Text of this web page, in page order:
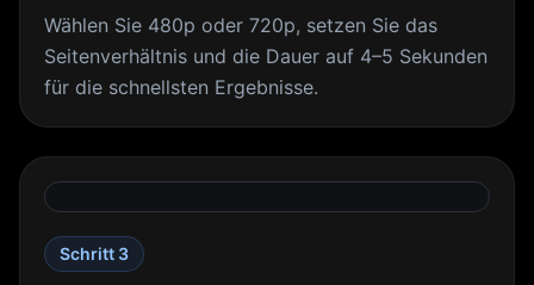
Wählen Sie 480p oder 720p, setzen Sie das
Seitenverhältnis und die Dauer auf 4–5 Sekunden
für die schnellsten Ergebnisse.
Schritt 3